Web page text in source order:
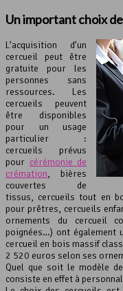
Un important choix
L’acquisition d’un
cercueil peut être
gratuite pour les
personnes sans
ressources. Les
cercueils peuvent
être disponibles
pour un usage
particulier :
cercueils prévus
pour cérémonie de
crémation, bières
couvertes de
tissus, cercueils tout en
pour prêtres, cercueils
ornements du cercueil
poignées…) ont également
cercueil en bois massif
2 520 euros selon ses
Quel que soit le modèle
consiste en effet à